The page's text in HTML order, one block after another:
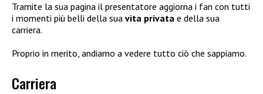
Tramite la sua pagina il presentatore aggiorna i fan con tutti
i momenti più belli della sua vita privata e della sua
carriera.
Proprio in merito, andiamo a vedere tutto ciò che sappiamo.
Carriera